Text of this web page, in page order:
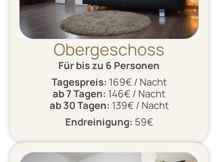
Obergeschoss
Für bis zu 6 Personen
Tagespreis: 169€ / Nacht
ab 7 Tagen: 146€ / Nacht
ab 30 Tagen: 139€ / Nacht
Endreinigung: 59€